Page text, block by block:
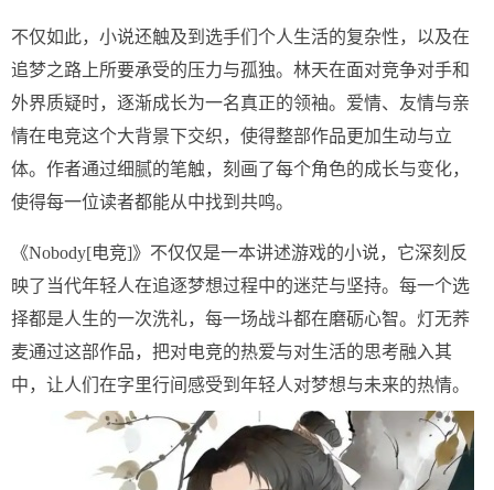
不仅如此，小说还触及到选手们个人生活的复杂性，以及在
追梦之路上所要承受的压力与孤独。林天在面对竞争对手和
外界质疑时，逐渐成长为一名真正的领袖。爱情、友情与亲
情在电竞这个大背景下交织，使得整部作品更加生动与立
体。作者通过细腻的笔触，刻画了每个角色的成长与变化，
使得每一位读者都能从中找到共鸣。
《Nobody[电竞]》不仅仅是一本讲述游戏的小说，它深刻反
映了当代年轻人在追逐梦想过程中的迷茫与坚持。每一个选
择都是人生的一次洗礼，每一场战斗都在磨砺心智。灯无荞
麦通过这部作品，把对电竞的热爱与对生活的思考融入其
中，让人们在字里行间感受到年轻人对梦想与未来的热情。